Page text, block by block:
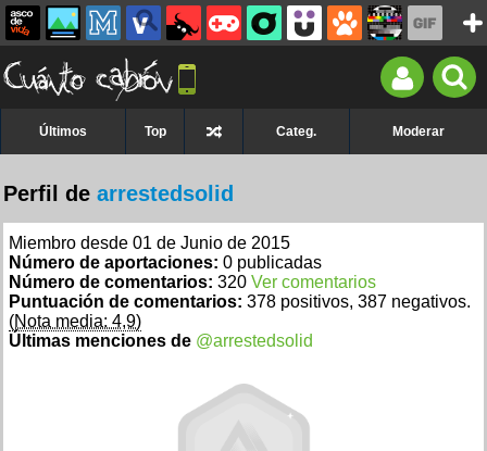
Últimos Top Categ. Moderar
Perfil de arrestedsolid
Miembro desde 01 de Junio de 2015
Número de aportaciones: 0 publicadas
Número de comentarios: 320 Ver comentarios
Puntuación de comentarios: 378 positivos, 387 negativos.
(Nota media: 4,9)
Últimas menciones de @arrestedsolid